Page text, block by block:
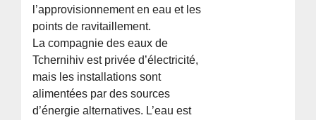
l’approvisionnement en eau et les
points de ravitaillement.
La compagnie des eaux de
Tchernihiv est privée d’électricité,
mais les installations sont
alimentées par des sources
d’énergie alternatives. L’eau est